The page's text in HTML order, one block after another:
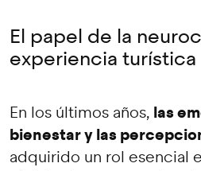
El papel de la
experiencia turística
En los últimos años, las
bienestar y las
adquirido un rol esencial